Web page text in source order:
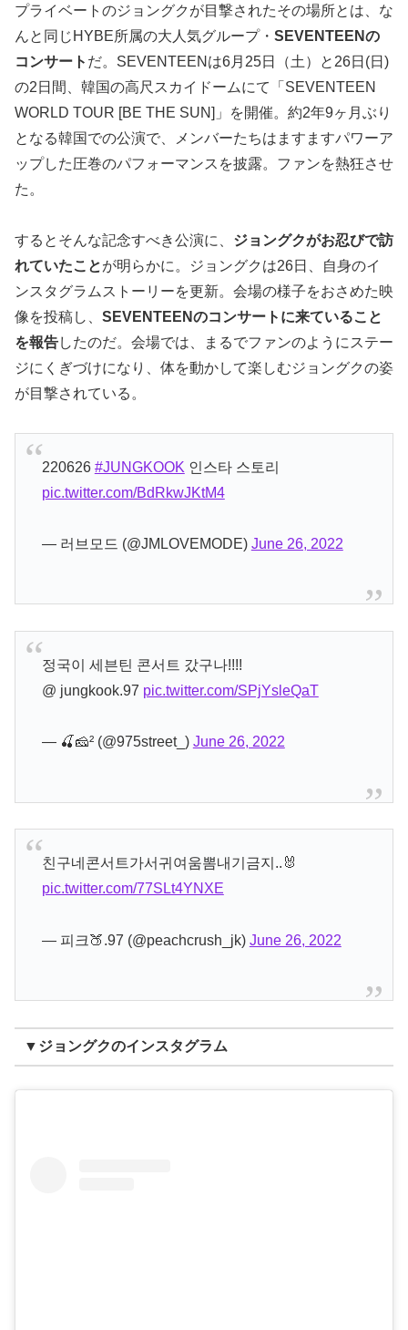
プライベートのジョングクが目撃されたその場所とは、な
んと同じHYBE所属の大人気グループ・ SEVENTEENの
コンサート だ。SEVENTEENは6月25日（土）と26日(日)
の2日間、韓国の高尺スカイドームにて「SEVENTEEN
WORLD TOUR [BE THE SUN]」を開催。約2年9ヶ月ぶり
となる韓国での公演で、メンバーたちはますますパワーア
ップした圧巻のパフォーマンスを披露。ファンを熱狂させ
た。
するとそんな記念すべき公演に、 ジョングクがお忍びで訪
れていたことが明らかに。ジョングクは26日、自身のイ
ンスタグラムストーリーを更新。会場の様子をおさめた映
像を投稿し、 SEVENTEENのコンサートに来ていること
を報告したのだ。会場では、まるでファンのようにステー
ジにくぎづけになり、体を動かして楽しむジョングクの姿
が目撃されている。
220626 #JUNGKOOK 인스타 스토리
pic.twitter.com/BdRkwJKtM4
— 러브모드 (@JMLOVEMODE) June 26, 2022
정국이 세븐틴 콘서트 갔구나!!!!
@ jungkook.97 pic.twitter.com/SPjYsleQaT
— 🍒🧀² (@975street_) June 26, 2022
친구네콘서트가서귀여움뽐내기금지..🐰
pic.twitter.com/77SLt4YNXE
— 피크🍑.97 (@peachcrush_jk) June 26, 2022
▼ジョングクのインスタグラム